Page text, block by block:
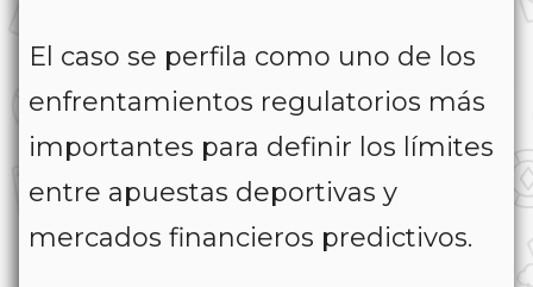
El caso se perfila como uno de los
enfrentamientos regulatorios más
importantes para definir los límites
entre apuestas deportivas y
mercados financieros predictivos.